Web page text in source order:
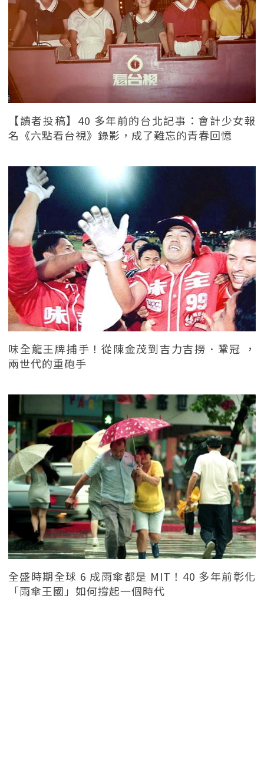
【讀者投稿】40 多年前的台北記事：會計少女報
名《六點看台視》錄影，成了難忘的青春回憶
味全龍王牌捕手！從陳金茂到吉力吉撈．鞏冠 ，
兩世代的重砲手
全盛時期全球 6 成雨傘都是 MIT！40 多年前彰化
「雨傘王國」如何撐起一個時代